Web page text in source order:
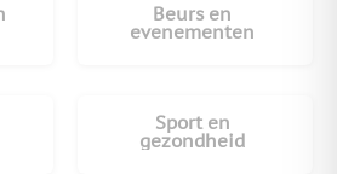
Beurs en
evenementen
Sport en
gezondheid